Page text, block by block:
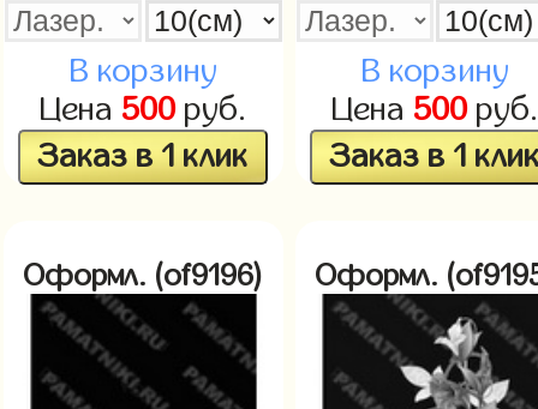
В корзину
Цена 500руб.
Заказ в 1 клик
В корзину
Цена 500руб.
Заказ в 1
Оформл. (of9196) Оформл.